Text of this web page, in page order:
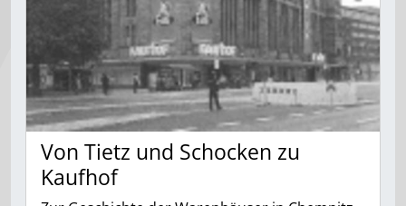
Von Tietz und Schocken zu
Kaufhof